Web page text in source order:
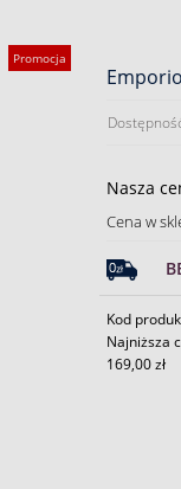
Promocja
Nasza
Cena w
Kod
Najniższa
169,00 zł